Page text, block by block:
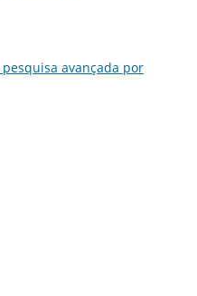
avançada por